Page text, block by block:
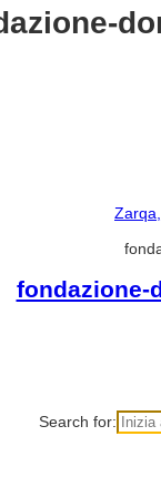
fondazione-
Search for: